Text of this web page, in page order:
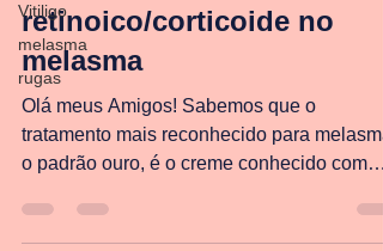
Vitiligo
melasma
rugas
vs Hidroquinona/ácido
retinoico/corticoide no
melasma
Olá meus Amigos! Sabemos que o
tratamento mais reconhecido para
o padrão ouro, é o creme conhecido com